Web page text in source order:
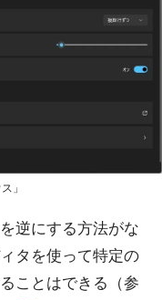
」
逆にする方法がな
タを使って特定の
ことはできる（参